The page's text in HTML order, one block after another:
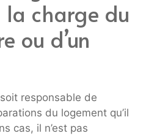
la charge du
ou d’un
responsable de
du logement qu’il
cas, il n’est pas